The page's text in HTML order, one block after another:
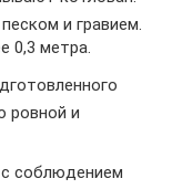
и гравием.
0,3 метра.
ровной и
соблюдением